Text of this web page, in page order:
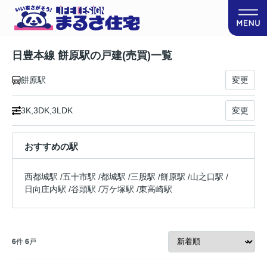
日豊本線 餅原駅の戸建(売買)一覧
餅原駅 変更
3K,3DK,3LDK 変更
おすすめの駅
西都城駅 /五十市駅 /都城駅 /三股駅 /餅原駅 /山之口駅 /
日向庄内駅 /谷頭駅 /万ケ塚駅 /東高崎駅
6件 6戸